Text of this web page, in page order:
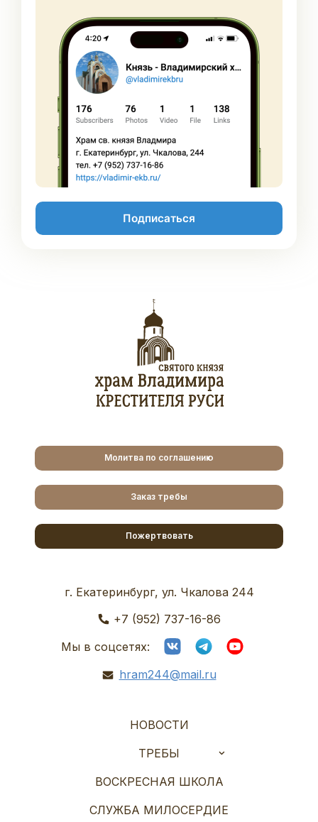
Подписаться
Молитва по соглашению
Заказ требы
Пожертвовать
г. Екатеринбург, ул. Чкалова 244
+7 (952) 737-16-86
Мы в соцсетях:
hram244@mail.ru
НОВОСТИ
ТРЕБЫ
ВОСКРЕСНАЯ ШКОЛА
СЛУЖБА МИЛОСЕРДИЕ